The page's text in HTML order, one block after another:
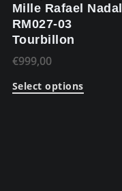
Mille Rafael Nadal
RM027-03
Tourbillon
€999,00
Select options